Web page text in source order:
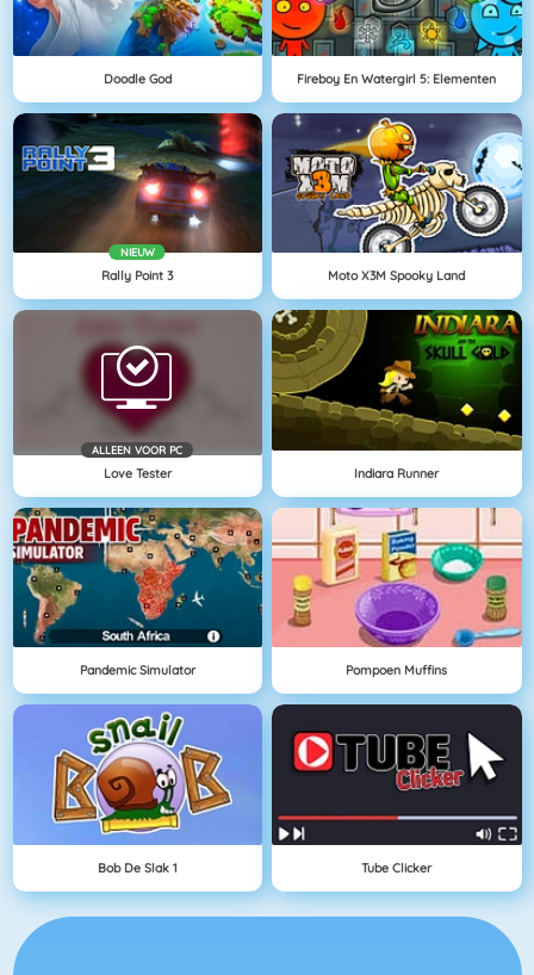
Doodle God Fireboy En Watergirl 5: Elementen
NIEUW
Rally Point 3 Moto X3M Spooky Land
ALLEEN VOOR PC
Love Tester Indiara Runner
Pandemic Simulator Pompoen Muffins
Bob De Slak 1 Tube Clicker